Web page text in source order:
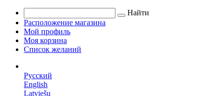
Найти
Расположение магазина
Мой профиль
Моя корзина
Список желаний
Русский
English
Latviešu